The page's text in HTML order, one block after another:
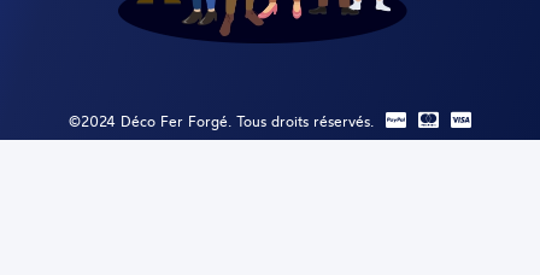
©2024 Déco Fer Forgé. Tous droits réservés.